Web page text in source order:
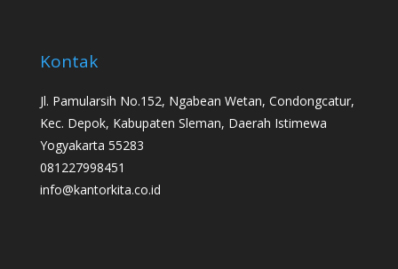
Kontak
Jl. Pamularsih No.152, Ngabean Wetan, Condongcatur,
Kec. Depok, Kabupaten Sleman, Daerah Istimewa
Yogyakarta 55283
081227998451
info@kantorkita.co.id